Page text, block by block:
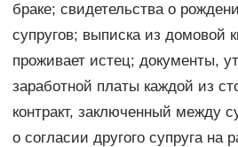
браке; свидетельства о
супругов; выписка из домовой
проживает истец; документы,
заработной платы каждой из
контракт, заключенный между
о согласии другого супруга на